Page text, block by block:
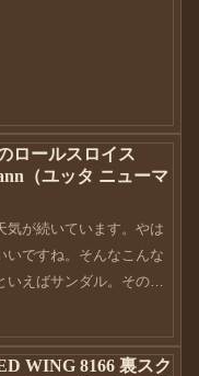
ロールスロイス
（ユッタ ニューマ
気が続いています。やは
いですね。そんなこんな
いえばサンダル。そのサ
向けてこのサンダルをメ
した。毎年毎年お世話に
WING 8166 裏スク